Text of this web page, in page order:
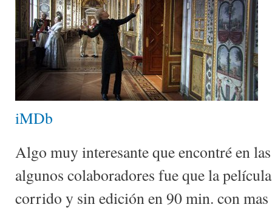
iMDb
Algo muy interesante que encontré en
algunos colaboradores fue que la
corrido y sin edición en 90 min. con